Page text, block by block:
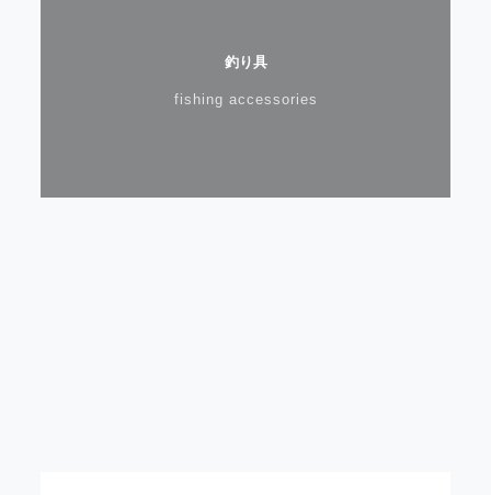
釣り具
fishing accessories